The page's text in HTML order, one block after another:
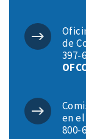
de
397-
en el
800-